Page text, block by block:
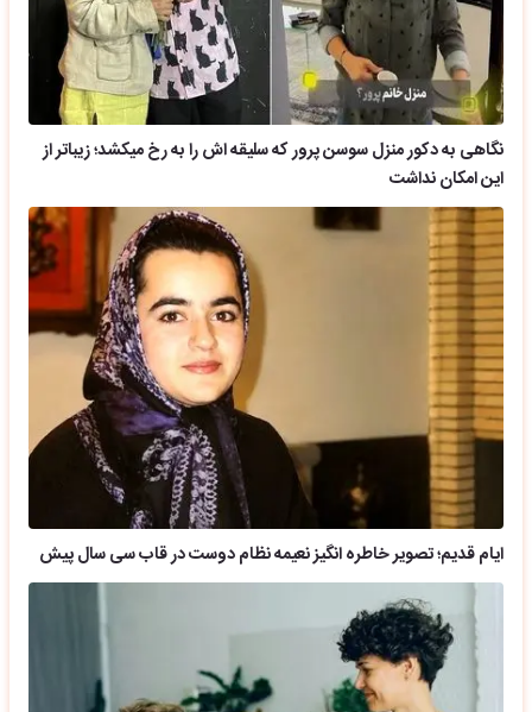
نگاهی به دکور منزل سوسن پرور که سلیقه اش را به رخ میکشد؛ زیباتر از
این امکان نداشت
ایام قدیم؛ تصویر خاطره انگیز نعیمه نظام دوست در قاب سی سال پیش